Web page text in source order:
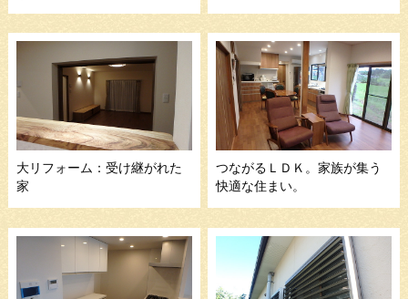
大リフォーム：受け継がれた
家
つながるＬＤＫ。家族が集う
快適な住まい。